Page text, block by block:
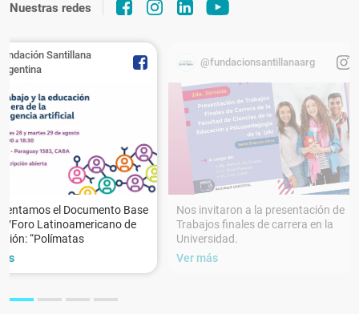
Nuestras redes
Santillana
el Documento Base
Latinoamericano de
“Polímatas
@fundacionsantillanaarg
Nos invitaron a la presentación de
Trabajos finales de carrera en la
Universidad.
Ver más